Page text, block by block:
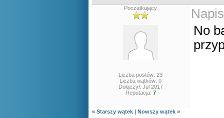
Początkujący
Liczba postów: 23
Liczba wątków: 0
Dołączył: Jul 2017
Reputacja: 7
No
« Starszy wątek | Nowszy wątek »